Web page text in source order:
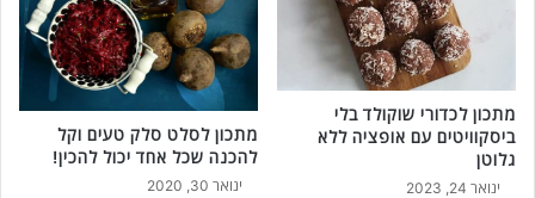
מתכון לכדורי שוקולד בלי
ביסקוויטים עם אופציה ללא
גלוטן
ינואר 24, 2023
מתכון לסלט סלק טעים וקל
להכנה שכל אחד יכול להכין!
ינואר 30, 2020